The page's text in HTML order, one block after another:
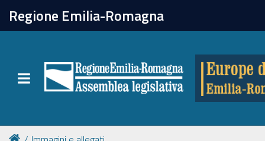
Regione Emilia-Romagna
Toggle navigation
chiudi
Attività
Formazione